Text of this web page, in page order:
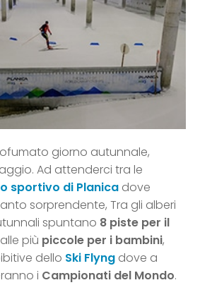
giorno autunnale,
Ad attenderci tra le
sportivo di Planica dove
sorprendente, Tra gli alberi
spuntano 8 piste per il
più piccole per i bambini,
dello Ski Flyng dove a
i Campionati del Mondo.